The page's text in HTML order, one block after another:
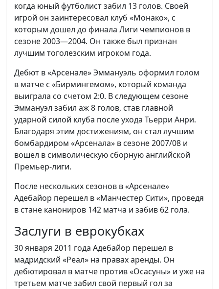
когда юный футболист забил 13 голов. Своей
игрой он заинтересовал клуб «Монако», с
которым дошел до финала Лиги чемпионов в
сезоне 2003—2004. Он также был признан
лучшим тоголезским игроком года.
Дебют в «Арсенале» Эммануэль оформил голом
в матче с «Бирмингемом», который команда
выиграла со счетом 2:0. В следующем сезоне
Эммануэл забил аж 8 голов, став главной
ударной силой клуба после ухода Тьерри Анри.
Благодаря этим достижениям, он стал лучшим
бомбардиром «Арсенала» в сезоне 2007/08 и
вошел в символическую сборную английской
Премьер-лиги.
После нескольких сезонов в «Арсенале»
Адебайор перешел в «Манчестер Сити», проведя
в стане канониров 142 матча и забив 62 гола.
Заслуги в еврокубках
30 января 2011 года Адебайор перешел в
мадридский «Реал» на правах аренды. Он
дебютировал в матче против «Осасуны» и уже на
третьем матче забил свой первый гол за